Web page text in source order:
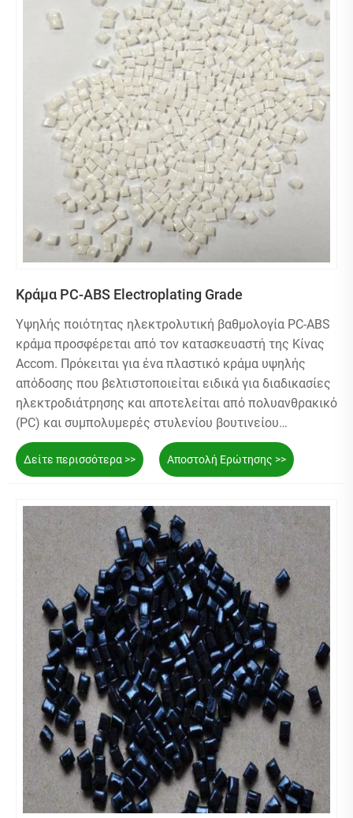
Κράμα PC-ABS Electroplating Grade
Υψηλής ποιότητας ηλεκτρολυτική βαθμολογία PC-ABS
κράμα προσφέρεται από τον κατασκευαστή της Κίνας
Accom. Πρόκειται για ένα πλαστικό κράμα υψηλής
απόδοσης που βελτιστοποιείται ειδικά για διαδικασίες
ηλεκτροδιάτρησης και αποτελείται από πολυανθρακικό
(PC) και συμπολυμερές στυλενίου βουτινείου
ακρυλονιτριλίου (ABS) αναμειγνύεται και
τροποποιείται σε συγκεκριμένες αναλογίες.
Δείτε περισσότερα >> Αποστολή Ερώτησης >>